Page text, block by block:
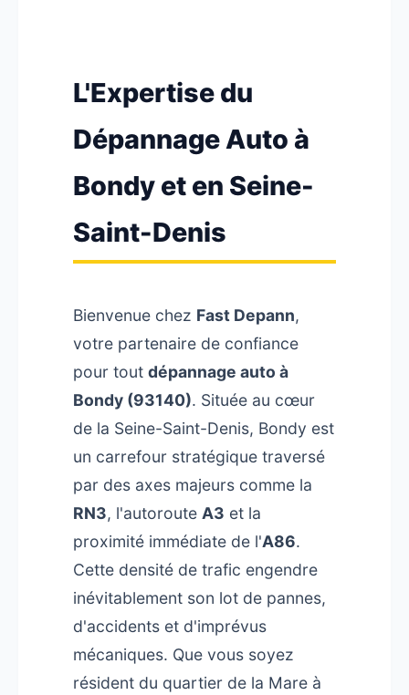
L'Expertise du
Dépannage Auto à
Bondy et en Seine-
Saint-Denis
Bienvenue chez Fast Depann,
votre partenaire de confiance
pour tout dépannage auto à
Bondy (93140). Située au cœur
de la Seine-Saint-Denis, Bondy est
un carrefour stratégique traversé
par des axes majeurs comme la
RN3, l'autoroute A3 et la
proximité immédiate de l'A86.
Cette densité de trafic engendre
inévitablement son lot de pannes,
d'accidents et d'imprévus
mécaniques. Que vous soyez
résident du quartier de la Mare à